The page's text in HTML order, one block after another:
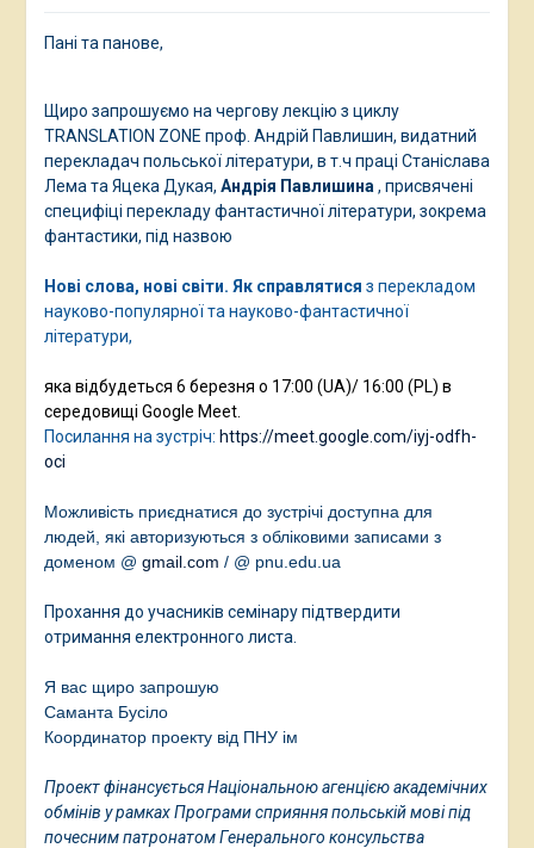
Пані та панове,
Щиро запрошуємо на чергову лекцію з циклу
TRANSLATION ZONE проф. Андрій Павлишин, видатний
перекладач польської літератури, в т.ч праці Станіслава
Лема та Яцека Дукая, Андрія Павлишина , присвячені
специфіці перекладу фантастичної літератури, зокрема
фантастики, під назвою
Нові слова, нові світи. Як справлятися з перекладом
науково-популярної та науково-фантастичної
літератури,
яка відбудеться 6 березня о 17:00 (UA)/ 16:00 (PL) в
середовищі Google Meet.
Посилання на зустріч: https://meet.google.com/iyj-odfh-
oci
Можливість приєднатися до зустрічі доступна для
людей, які авторизуються з обліковими записами з
доменом @ gmail.com / @ pnu.edu.ua
Прохання до учасників семінару підтвердити
отримання електронного листа.
Я вас щиро запрошую
Саманта Бусіло
Координатор проекту від ПНУ ім
Проект фінансується Національною агенцією академічних
обмінів у рамках Програми сприяння польській мові під
почесним патронатом Генерального консульства